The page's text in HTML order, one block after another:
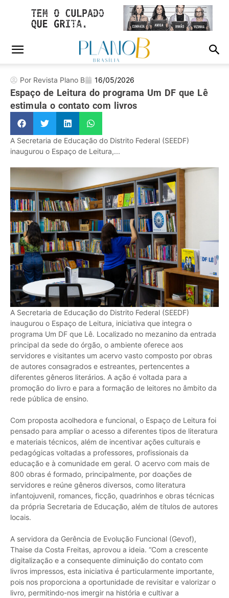
Por Revista Plano B 16/05/2026
Espaço de Leitura do programa Um DF que Lê
estimula o contato com livros
A Secretaria de Educação do Distrito Federal (SEEDF)
inaugurou o Espaço de Leitura,...
A Secretaria de Educação do Distrito Federal (SEEDF)
inaugurou o Espaço de Leitura, iniciativa que integra o
programa Um DF que Lê. Localizado no mezanino da entrada
principal da sede do órgão, o ambiente oferece aos
servidores e visitantes um acervo vasto composto por obras
de autores consagrados e estreantes, pertencentes a
diferentes gêneros literários. A ação é voltada para a
promoção do livro e para a formação de leitores no âmbito da
rede pública de ensino.
Com proposta acolhedora e funcional, o Espaço de Leitura foi
pensado para ampliar o acesso a diferentes tipos de literatura
e materiais técnicos, além de incentivar ações culturais e
pedagógicas voltadas a professores, profissionais da
educação e à comunidade em geral. O acervo com mais de
800 obras é formado, principalmente, por doações de
servidores e reúne gêneros diversos, como literatura
infantojuvenil, romances, ficção, quadrinhos e obras técnicas
da própria Secretaria de Educação, além de títulos de autores
locais.
A servidora da Gerência de Evolução Funcional (Gevof),
Thaise da Costa Freitas, aprovou a ideia. “Com a crescente
digitalização e a consequente diminuição do contato com
livros impressos, esta iniciativa é particularmente importante,
pois nos proporciona a oportunidade de revisitar e valorizar o
livro, permitindo-nos imergir na história e cultivar a